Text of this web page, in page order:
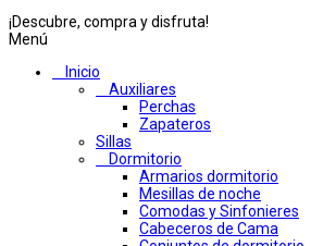
¡Descubre, compra y disfruta!
Menú
Inicio
Auxiliares
Perchas
Zapateros
Sillas
Dormitorio
Armarios dormitorio
Mesillas de noche
Comodas y Sinfonieres
Cabeceros de Cama